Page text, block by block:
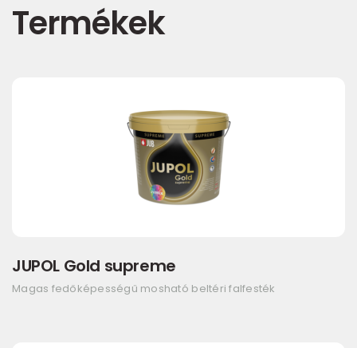
Termékek
JUPOL Gold supreme
Magas fedőképességű mosható beltéri falfesték